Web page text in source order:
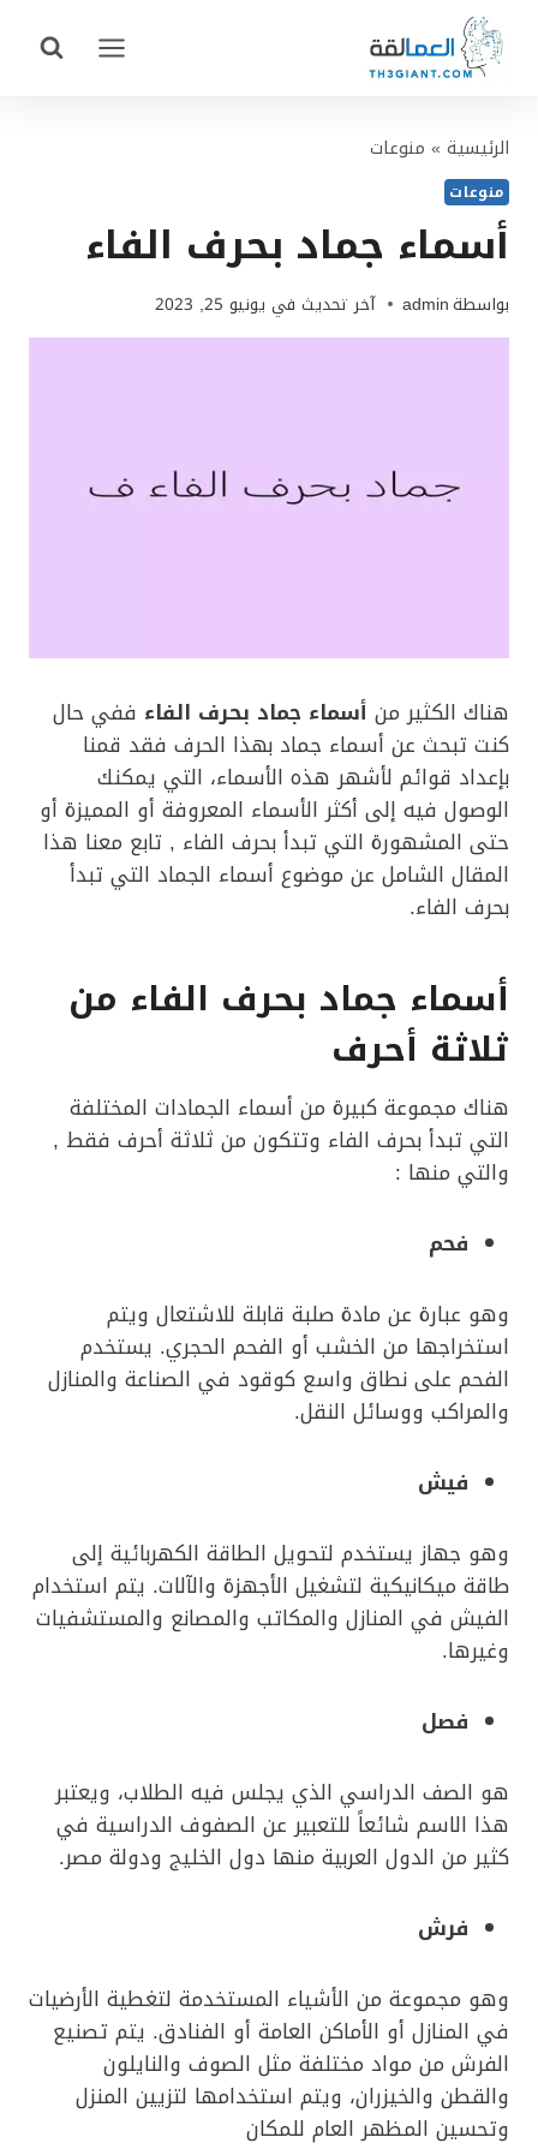
التجاوز
المحتوى
الرئيسية » منوعات
منوعات
أسماء جماد بحرف الفاء
بواسطةadmin آخر تحديث في يونيو 25, 2023
هناك الكثير من أسماء جماد بحرف الفاء ففي حال
كنت تبحث عن أسماء جماد بهذا الحرف فقد قمنا
بإعداد قوائم لأشهر هذه الأسماء، التي يمكنك
الوصول فيه إلى أكثر الأسماء المعروفة أو المميزة أو
حتى المشهورة التي تبدأ بحرف الفاء , تابع معنا هذا
المقال الشامل عن موضوع أسماء الجماد التي تبدأ
بحرف الفاء.
أسماء جماد بحرف الفاء من
ثلاثة أحرف
هناك مجموعة كبيرة من أسماء الجمادات المختلفة
التي تبدأ بحرف الفاء وتتكون من ثلاثة أحرف فقط ,
والتي منها :
فحم
وهو عبارة عن مادة صلبة قابلة للاشتعال ويتم
استخراجها من الخشب أو الفحم الحجري. يستخدم
الفحم على نطاق واسع كوقود في الصناعة والمنازل
والمراكب ووسائل النقل.
فيش
وهو جهاز يستخدم لتحويل الطاقة الكهربائية إلى
طاقة ميكانيكية لتشغيل الأجهزة والآلات. يتم استخدام
الفيش في المنازل والمكاتب والمصانع والمستشفيات
وغيرها.
فصل
هو الصف الدراسي الذي يجلس فيه الطلاب، ويعتبر
هذا الاسم شائعاً للتعبير عن الصفوف الدراسية في
كثير من الدول العربية منها دول الخليج ودولة مصر.
فرش
وهو مجموعة من الأشياء المستخدمة لتغطية الأرضيات
في المنازل أو الأماكن العامة أو الفنادق. يتم تصنيع
الفرش من مواد مختلفة مثل الصوف والنايلون
والقطن والخيزران، ويتم استخدامها لتزيين المنزل
وتحسين المظهر العام للمكان